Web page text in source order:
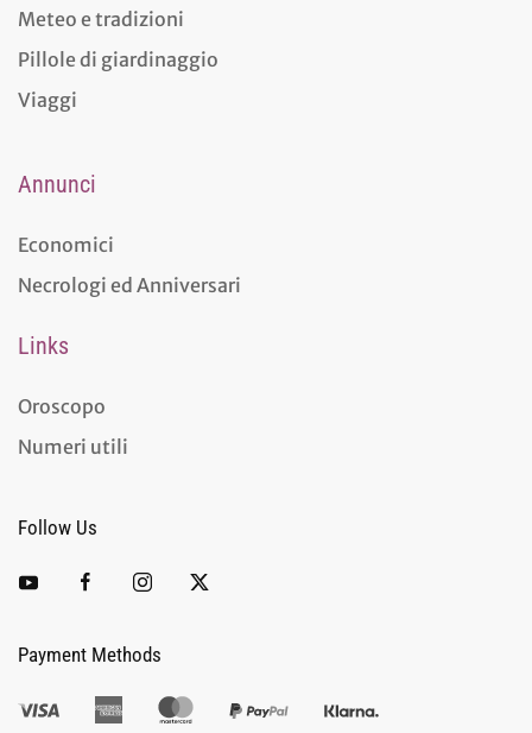
Meteo e tradizioni
Pillole di giardinaggio
Viaggi
Annunci
Economici
Necrologi ed Anniversari
Links
Oroscopo
Numeri utili
Follow Us
Payment Methods